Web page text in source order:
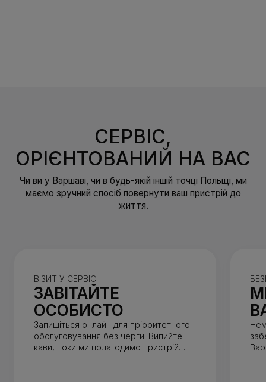
СЕРВІС,
ОРІЄНТОВАНИЙ НА ВАС
Чи ви у Варшаві, чи в будь-якій іншій точці Польщі, ми
маємо зручний спосіб повернути ваш пристрій до
життя.
ВІЗИТ У СЕРВІС
ЗАВІТАЙТЕ
ОСОБИСТО
Запишіться онлайн для пріоритетного
обслуговування без черги. Випийте
кави, поки ми полагодимо пристрій